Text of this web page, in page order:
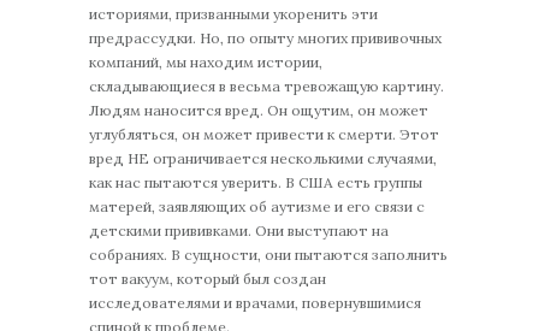
историями, призванными укоренить эти
предрассудки. Но, по опыту многих прививочных
компаний, мы находим истории,
складывающиеся в весьма тревожащую картину.
Людям наносится вред. Он ощутим, он может
углубляться, он может привести к смерти. Этот
вред НЕ ограничивается несколькими случаями,
как нас пытаются уверить. В США есть группы
матерей, заявляющих об аутизме и его связи с
детскими прививками. Они выступают на
собраниях. В сущности, они пытаются заполнить
тот вакуум, который был создан
исследователями и врачами, повернувшимися
спиной к проблеме.